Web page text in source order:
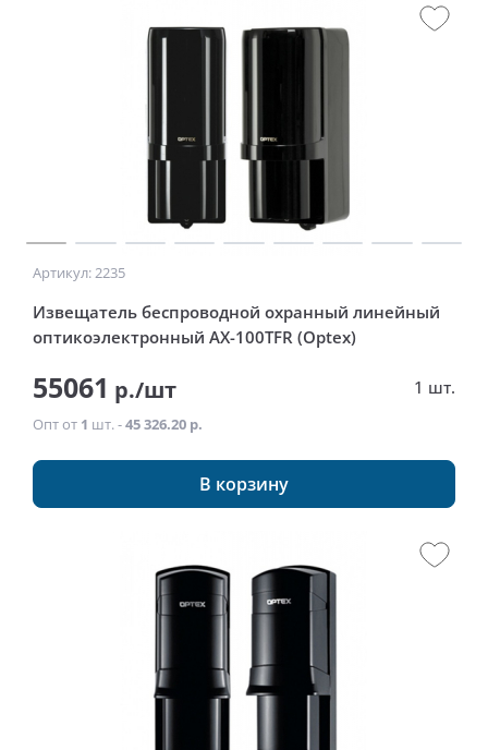
Артикул: 2235
Извещатель беспроводной охранный линейный
оптикоэлектронный AX-100TFR (Optex)
55061 р./шт 1 шт.
Опт от 1 шт. -45 326.20 р.
В корзину